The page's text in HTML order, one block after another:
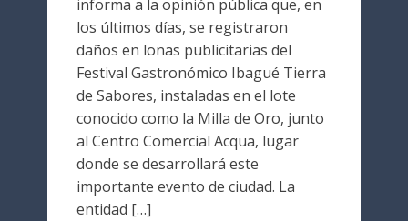
informa a la opinión pública que, en
los últimos días, se registraron
daños en lonas publicitarias del
Festival Gastronómico Ibagué Tierra
de Sabores, instaladas en el lote
conocido como la Milla de Oro, junto
al Centro Comercial Acqua, lugar
donde se desarrollará este
importante evento de ciudad. La
entidad […]